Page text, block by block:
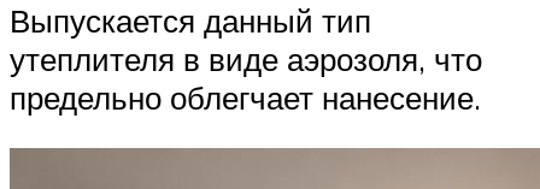
Выпускается данный тип
утеплителя в виде аэрозоля, что
предельно облегчает нанесение.